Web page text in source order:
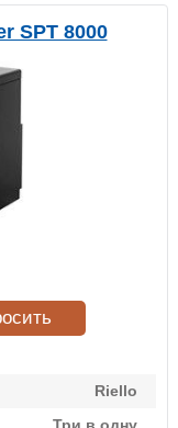
SPT 8000
Riello